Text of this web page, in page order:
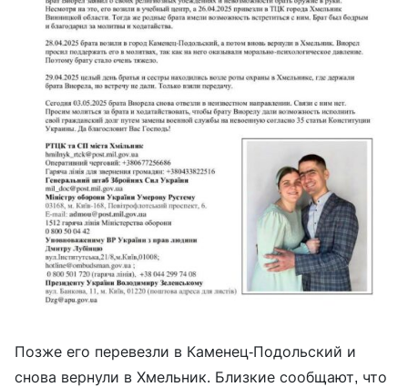
Позже его перевезли в Каменец-Подольский и
снова вернули в Хмельник. Близкие сообщают, что